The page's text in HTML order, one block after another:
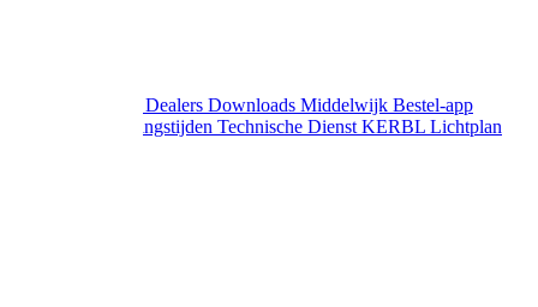
Dealers Downloads Middelwijk Bestel-app
Gewijzigde openingstijden Technische Dienst KERBL Lichtplan